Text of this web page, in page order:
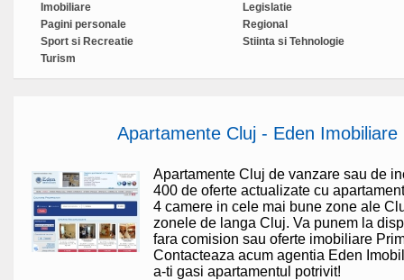
Imobiliare
Legislatie
Pagini personale
Regional
Sport si Recreatie
Stiinta si Tehnologie
Turism
Apartamente Cluj - Eden Imobiliare
Apartamente Cluj de vanzare sau de
400 de oferte actualizate cu
4 camere in cele mai bune zone ale
zonele de langa Cluj. Va punem la
fara comision sau oferte imobiliare
Contacteaza acum agentia Eden
a-ti gasi apartamentul potrivit!